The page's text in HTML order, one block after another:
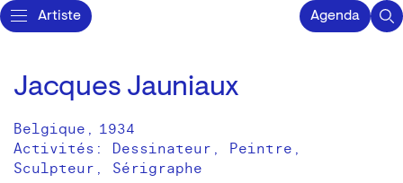
Artiste Agenda
Jacques Jauniaux
Belgique , 1934
Activités: Dessinateur
Peintre
Sculpteur
Sérigraphe